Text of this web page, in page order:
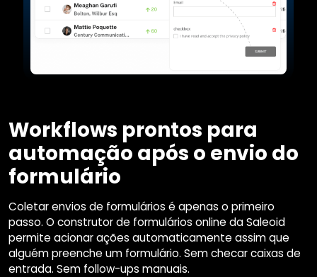
Workflows prontos para
automação após o envio do
formulário
Coletar envios de formulários é apenas o primeiro
passo. O construtor de formulários online da Saleoid
permite acionar ações automaticamente assim que
alguém preenche um formulário. Sem checar caixas de
entrada. Sem follow-ups manuais.